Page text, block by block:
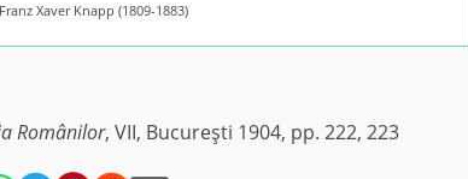
Xaver Knapp (1809-1883)
Românilor, VII, Bucureşti 1904, pp. 222, 223